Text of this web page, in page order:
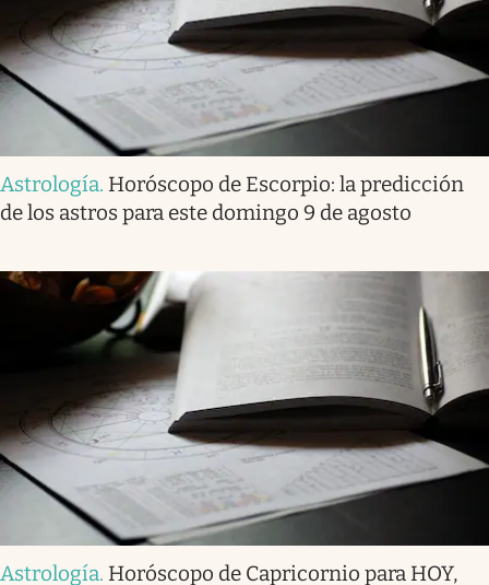
Astrología. Horóscopo de Escorpio: la predicción
de los astros para este domingo 9 de agosto
Astrología. Horóscopo de Capricornio para HOY,